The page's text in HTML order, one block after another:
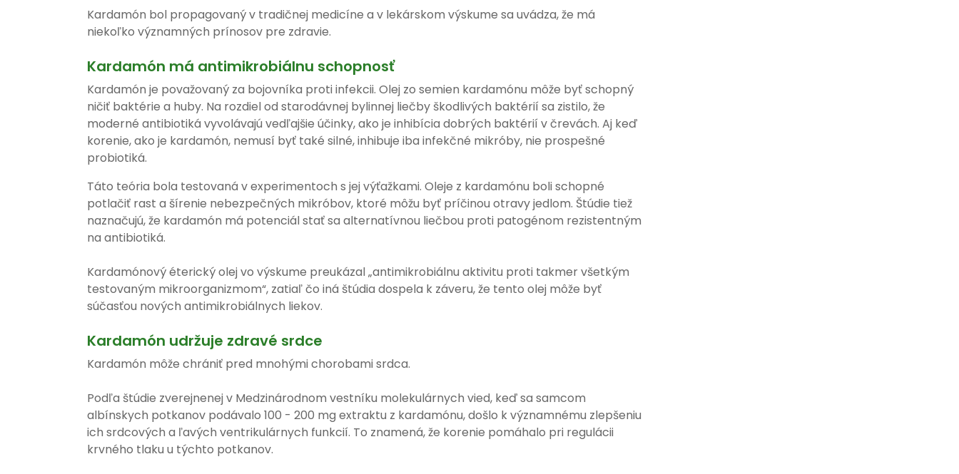
Kardamón bol propagovaný v tradičnej medicíne a v lekárskom výskume sa uvádza, že má
niekoľko významných prínosov pre zdravie.
Kardamón má antimikrobiálnu schopnosť
Kardamón je považovaný za bojovníka proti infekcii. Olej zo semien kardamónu môže byť schopný
ničiť baktérie a huby. Na rozdiel od starodávnej bylinnej liečby škodlivých baktérií sa zistilo, že
moderné antibiotiká vyvolávajú vedľajšie účinky, ako je inhibícia dobrých baktérií v črevách. Aj keď
korenie, ako je kardamón, nemusí byť také silné, inhibuje iba infekčné mikróby, nie prospešné
probiotiká.
Táto teória bola testovaná v experimentoch s jej výťažkami. Oleje z kardamónu boli schopné
potlačiť rast a šírenie nebezpečných mikróbov, ktoré môžu byť príčinou otravy jedlom. Štúdie tiež
naznačujú, že kardamón má potenciál stať sa alternatívnou liečbou proti patogénom rezistentným
na antibiotiká.
Kardamónový éterický olej vo výskume preukázal „antimikrobiálnu aktivitu proti takmer všetkým
testovaným mikroorganizmom“, zatiaľ čo iná štúdia dospela k záveru, že tento olej môže byť
súčasťou nových antimikrobiálnych liekov.
Kardamón udržuje zdravé srdce
Kardamón môže chrániť pred mnohými chorobami srdca.
Podľa štúdie zverejnenej v Medzinárodnom vestníku molekulárnych vied, keď sa samcom
albínskych potkanov podávalo 100 - 200 mg extraktu z kardamónu, došlo k významnému zlepšeniu
ich srdcových a ľavých ventrikulárnych funkcií. To znamená, že korenie pomáhalo pri regulácii
krvného tlaku u týchto potkanov.